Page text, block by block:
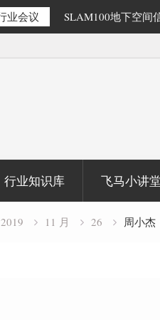
业会议 SLAM100地下空间
行业知识库 飞马小讲堂
2019 11 月 26 周小杰